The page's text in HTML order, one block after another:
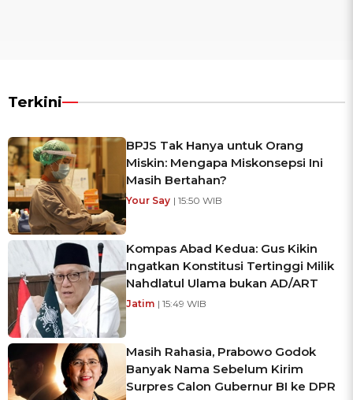
Terkini
BPJS Tak Hanya untuk Orang
Miskin: Mengapa Miskonsepsi Ini
Masih Bertahan?
Your Say | 15:50 WIB
Kompas Abad Kedua: Gus Kikin
Ingatkan Konstitusi Tertinggi Milik
Nahdlatul Ulama bukan AD/ART
Jatim | 15:49 WIB
Masih Rahasia, Prabowo Godok
Banyak Nama Sebelum Kirim
Surpres Calon Gubernur BI ke DPR